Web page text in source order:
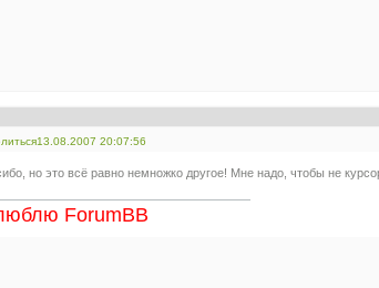
13.08.2007 20:07:56
но это всё равно немножко другое! Мне надо, чтобы не
ForumBB